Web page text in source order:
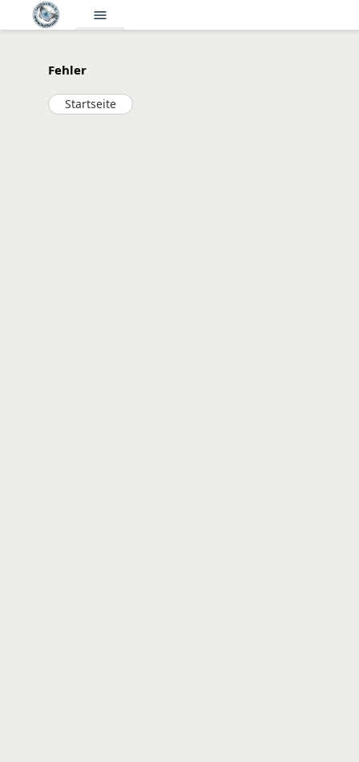
menu
Fehler
Startseite